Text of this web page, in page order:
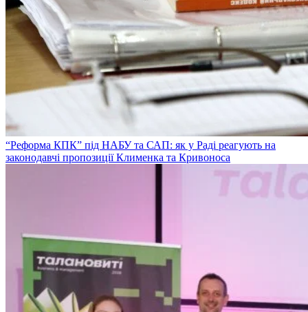
“Реформа КПК” під НАБУ та САП: як у Раді реагують на
законодавчі пропозиції Клименка та Кривоноса